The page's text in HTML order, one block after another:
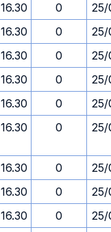
16.30 0
25/
16.30 0
25/
16.30 0
25/
16.30 0
25/
16.30 0
25/
16.30 0 25/
16.30 0
25/
16.30 0
25/
16.30 0
25/